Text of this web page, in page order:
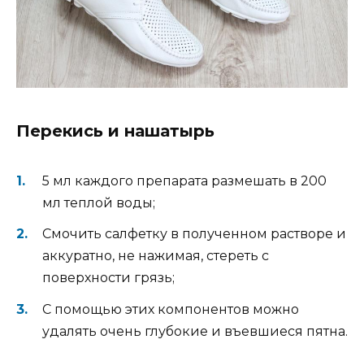
Перекись и нашатырь
5 мл каждого препарата размешать в 200
мл теплой воды;
Cмочить салфетку в полученном растворе и
аккуратно, не нажимая, стереть с
поверхности грязь;
С помощью этих компонентов можно
удалять очень глубокие и въевшиеся пятна.